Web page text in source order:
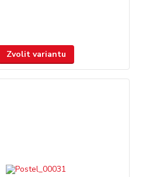
Zvolit variantu